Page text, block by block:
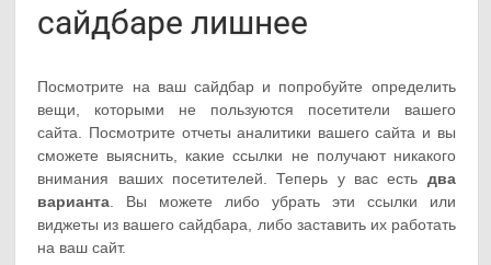
сайдбаре лишнее
Посмотрите на ваш сайдбар и попробуйте определить
вещи, которыми не пользуются посетители вашего
сайта. Посмотрите отчеты аналитики вашего сайта и вы
сможете выяснить, какие ссылки не получают никакого
внимания ваших посетителей. Теперь у вас есть два
варианта . Вы можете либо убрать эти ссылки или
виджеты из вашего сайдбара, либо заставить их работать
на ваш сайт.